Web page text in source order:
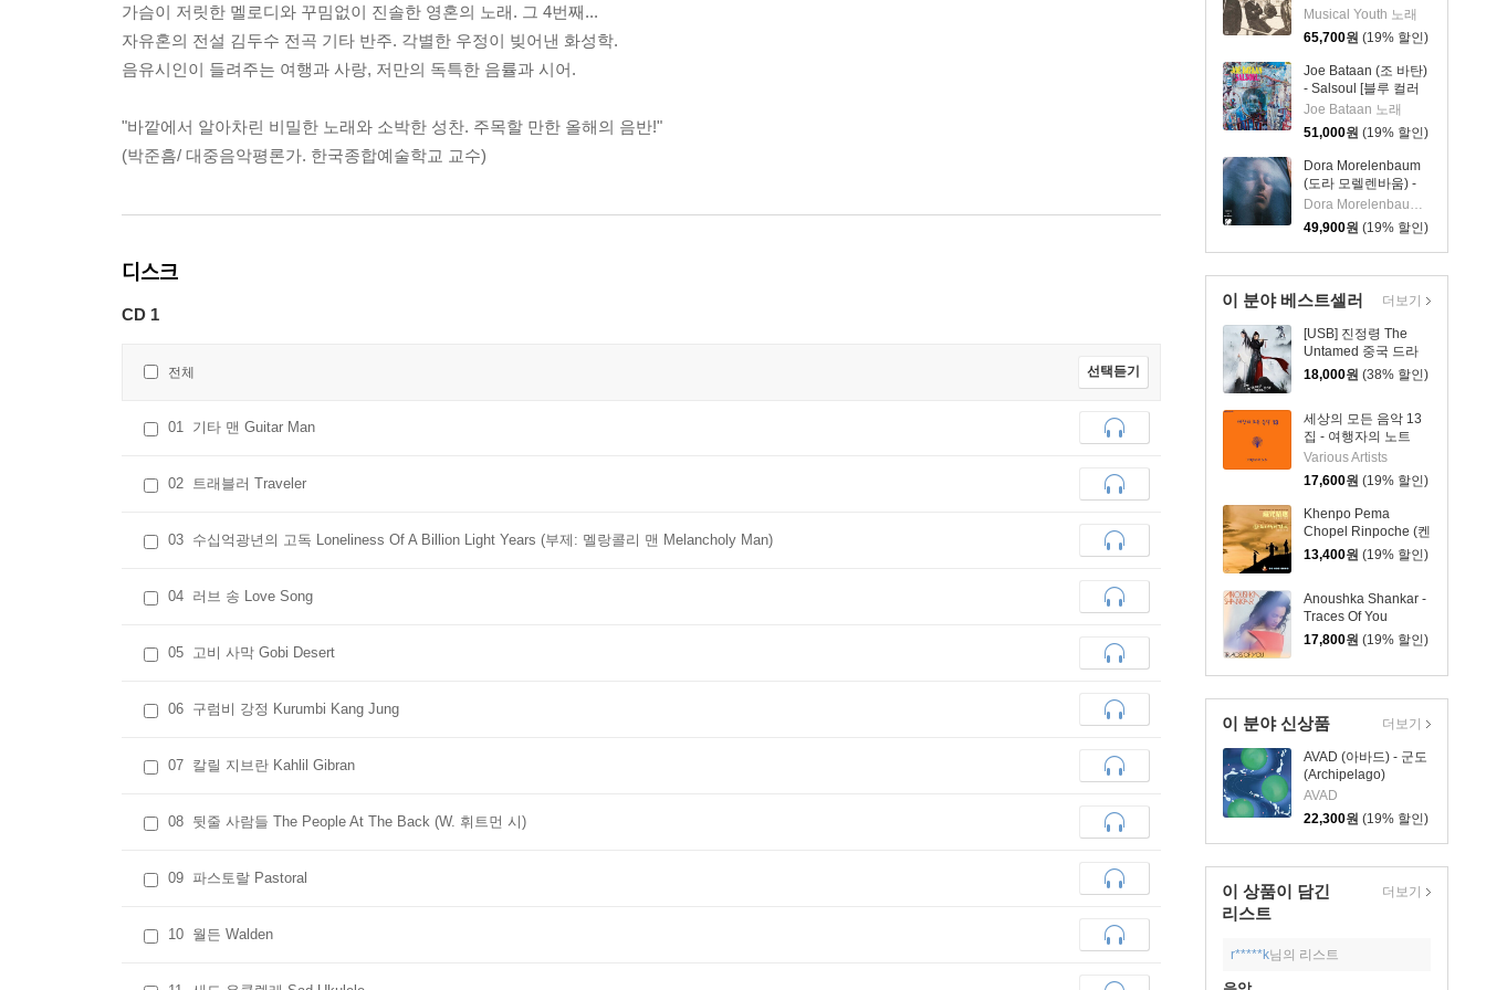
Down Birmingham:
The Early
Recordings of
Musical Youth [LP]
Musical Youth 노래
65,700원 (19% 할인)
Joe Bataan (조 바탄)
- Salsoul [블루 컬러
LP]
Joe Bataan 노래
51,000원 (19% 할인)
Dora Morelenbaum
(도라 모렐렌바움) -
Vento De Beirada
[LP]
Dora Morelenbaum 노래
49,900원 (19% 할인)
이 분야 베스트셀러
[USB] 진정령 The
Untamed 중국 드라
마 OST 사운드트랙
18,000원 (38% 할인)
세상의 모든 음악 13
집 - 여행자의 노트
Various Artists
17,600원 (19% 할인)
Khenpo Pema
Chopel Rinpoche (켄
포 페마 초펠 린포체)
祈請文)
13,400원 (19% 할인)
Anoushka Shankar -
Traces Of You
17,800원 (19% 할인)
더보기
이 분야 신상품
AVAD (아바드) - 군도
(Archipelago)
AVAD
22,300원 (19% 할인)
더보기
이 상품이 담긴
리스트
더보기
r*****k님의 리스트
가슴이 저릿한 멜로디와 꾸밈없이 진솔한 영혼의 노래. 그 4번째...
자유혼의 전설 김두수 전곡 기타 반주. 각별한 우정이 빚어낸 화성학.
음유시인이 들려주는 여행과 사랑, 저만의 독특한 음률과 시어.
"바깥에서 알아차린 비밀한 노래와 소박한 성찬. 주목할 만한 올해의 음반!"
(박준흠/ 대중음악평론가. 한국종합예술학교 교수)
디스크
CD 1
전체 선택듣기
01 기타 맨 Guitar Man
02 트래블러 Traveler
03 수십억광년의 고독 Loneliness Of A Billion Light Years (부제: 멜랑콜리 맨 Melancholy Man)
04 러브 송 Love Song
05 고비 사막 Gobi Desert
06 구럼비 강정 Kurumbi Kang Jung
07 칼릴 지브란 Kahlil Gibran
08 뒷줄 사람들 The People At The Back (W. 휘트먼 시)
09 파스토랄 Pastoral
10 월든 Walden